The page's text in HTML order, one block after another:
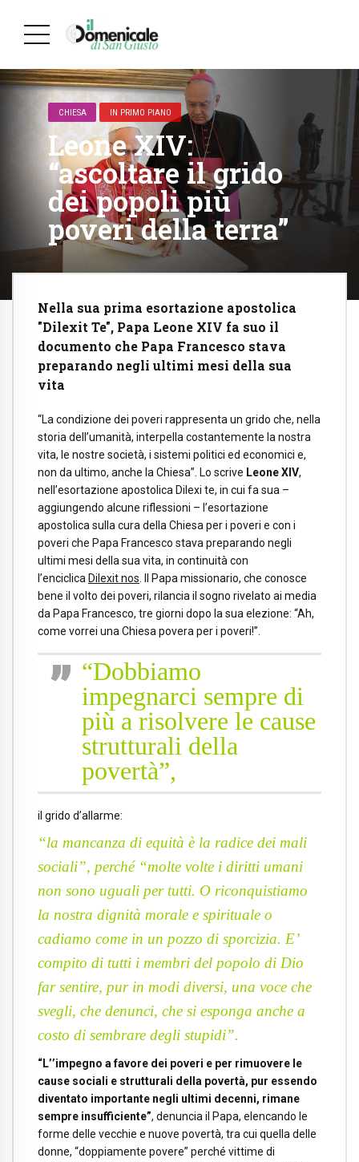
CHIESA IN PRIMO PIANO
Leone XIV:
“ascoltare il grido
dei popoli più
poveri della terra”
Nella sua prima esortazione apostolica
"Dilexit Te", Papa Leone XIV fa suo il
documento che Papa Francesco stava
preparando negli ultimi mesi della sua
vita
“La condizione dei poveri rappresenta un grido che, nella
storia dell’umanità, interpella costantemente la nostra
vita, le nostre società, i sistemi politici ed economici e,
non da ultimo, anche la Chiesa”. Lo scrive Leone XIV,
nell’esortazione apostolica Dilexi te, in cui fa sua –
aggiungendo alcune riflessioni – l’esortazione
apostolica sulla cura della Chiesa per i poveri e con i
poveri che Papa Francesco stava preparando negli
ultimi mesi della sua vita, in continuità con
l’enciclica Dilexit nos . Il Papa missionario, che conosce
bene il volto dei poveri, rilancia il sogno rivelato ai media
da Papa Francesco, tre giorni dopo la sua elezione: “Ah,
come vorrei una Chiesa povera per i poveri!”.
“Dobbiamo
impegnarci sempre di
più a risolvere le cause
strutturali della
povertà”,
il grido d’allarme:
“la mancanza di equità è la radice dei mali
sociali”, perché “molte volte i diritti umani
non sono uguali per tutti. O riconquistiamo
la nostra dignità morale e spirituale o
cadiamo come in un pozzo di sporcizia. E’
compito di tutti i membri del popolo di Dio
far sentire, pur in modi diversi, una voce che
svegli, che denunci, che si esponga anche a
costo di sembrare degli stupidi”.
“L’’impegno a favore dei poveri e per rimuovere le
cause sociali e strutturali della povertà, pur essendo
diventato importante negli ultimi decenni, rimane
sempre insufficiente”, denuncia il Papa, elencando le
forme delle vecchie e nuove povertà, tra cui quella delle
donne, “doppiamente povere” perché vittime di